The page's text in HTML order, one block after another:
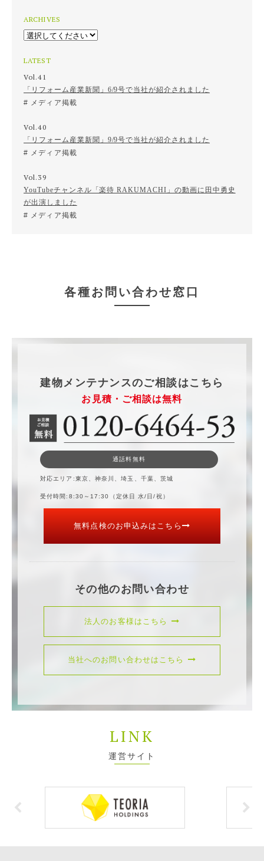
ARCHIVES
LATEST
Vol.41
「リフォーム産業新聞」6/9号で当社が紹介されました
メディア掲載
Vol.40
「リフォーム産業新聞」9/9号で当社が紹介されました
メディア掲載
Vol.39
YouTubeチャンネル「楽待 RAKUMACHI」の動画に田中勇史
が出演しました
メディア掲載
各種お問い合わせ窓口
建物メンテナンスのご相談はこちら
お見積・ご相談は無料
通話料無料
対応エリア 東京、神奈川、埼玉、千葉、茨城
受付時間 8:30～17:30（定休日 水/日/祝）
無料点検のお申込みはこちら
その他のお問い合わせ
法人のお客様はこちら
当社へのお問い合わせはこちら
LINK
運営サイト